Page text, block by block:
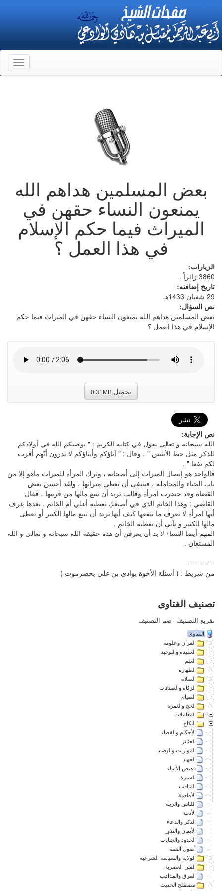
بعض المسلمين هداهم الله
يمنعون النساء حقهن في
الميراث فيما حكم الإسلام
في هذا العمل ؟
الزيارات:
3860 زائراً .
تاريخ إضافته:
29 شعبان 1433هـ
نص السؤال:
بعض المسلمين هداهم الله يمنعون النساء حقهن في الميراث فيما حكم
الإسلام في هذا العمل ؟
تحميل 0.31MB
نص الإجابة:
الله سبحانه و تعالى يقول في كتابه الكريم : " يوصيكم الله في أولادكم
للذكر مثل حظ الأنثيين " ، وقال : " آباؤكم وأبناؤكم لا تدرون أيّهم أقرب
لكم نفعا " .
فالواحد هو إيصال الميراث إلى أصحابه ، وترك المرأة للميراث ماهو إلا من
باب الحياء والمجاملة ، فينبغى أن تعطى ميراثها ، ولقد أحسن بعض
القضاة وقد حضرت امرأة وقالت تريد أن تبيع مالها من قريبها ، فقال
القاضي : وهذا الخاتم الذي في أصبعكِ تعطيه أغلي أم الخاتم , بعدها عرف
أنها امرأة لا تعرف ما تنفعها كيف أنها تريد أن تبيع مالها الكثير أو تعطى
مالها الكثير و تآبى أن تعطيه الخاتم .
المهم أيضا النساء لا بد أن يعرفن أن هذه حقيقة الله سبحانه و تعالى و الله
المستعان .
-----------
من شريط : ( أسئلة الأخوة بوادي بن علي بحضرموت )
تصنيف الفتاوى
تفريع التصنيف | ضم التصنيف
الفتاوى
القرآن وعلومه
العقيدة والتوحيد
العلم
الطهارة
الصلاة
الزكاة والصدقات
الصيام
الحج والعمرة
المعاملات
النكاح
الأحكام والقضاء
الجنائز
المواريث والوصايا
الجهاد
قصص الأنبياء
السيرة
المناقب
الأطعمة
اللباس والزينة
الأدب
الذكر والدعاء
الأيمان والنذور
الحدود والجنايات
أصول الفقه
الولاية والسياسة الشرعية
الفتن العصرية
الفرق والمذاهب
مصطلح الحديث